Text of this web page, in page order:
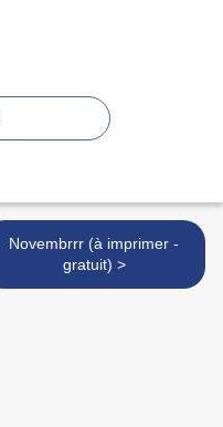
Novembrrr (à imprimer -
gratuit) >